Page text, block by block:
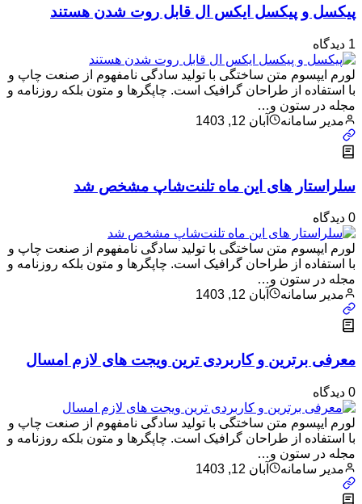
پیکسل و پیکسل ایکس ال قابل روت شدن هستند
1 دیدگاه
لورم ایپسوم متن ساختگی با تولید سادگی نامفهوم از صنعت چاپ و
با استفاده از طراحان گرافیک است. چاپگرها و متون بلکه روزنامه و
مجله در ستون و…
مدیر سامانه
آبان 12, 1403
سلراستار های این ماه تلنت‌شاپ مشخص شد
0 دیدگاه
لورم ایپسوم متن ساختگی با تولید سادگی نامفهوم از صنعت چاپ و
با استفاده از طراحان گرافیک است. چاپگرها و متون بلکه روزنامه و
مجله در ستون و…
مدیر سامانه
آبان 12, 1403
معرفی برترین و کاربردی ترین ویجت های لازم امسال
0 دیدگاه
لورم ایپسوم متن ساختگی با تولید سادگی نامفهوم از صنعت چاپ و
با استفاده از طراحان گرافیک است. چاپگرها و متون بلکه روزنامه و
مجله در ستون و…
مدیر سامانه
آبان 12, 1403